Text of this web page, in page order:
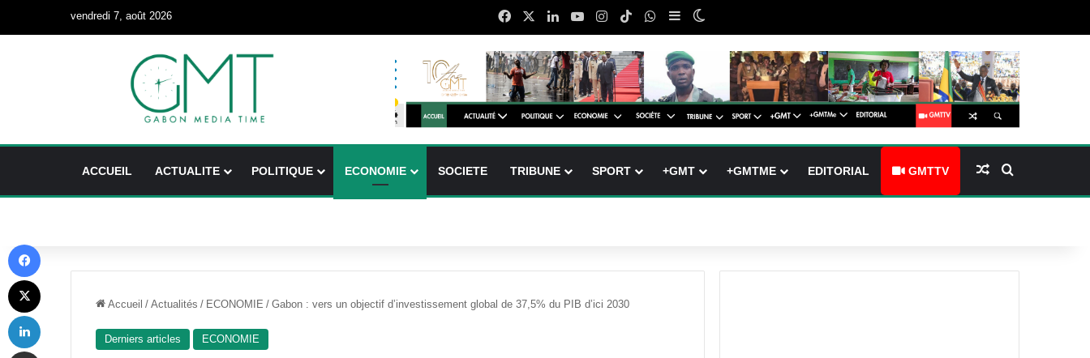
vendredi 7, août 2026 FacebookLinkedinYouTubeInstagram
TikTokWhatsApp
Sidebar (barre latérale)
ACCUEIL ACTUALITE POLITIQUE ECONOMIE SOCIETE TRIBUNE SPORT +GMT +GMTME EDITORIAL GMTTV Article Aléatoire
Accueil / Actualités / ECONOMIE / Gabon : vers un objectif d’investissement global de 37,5% du PIB d’ici 2030
Derniers articles ECONOMIE